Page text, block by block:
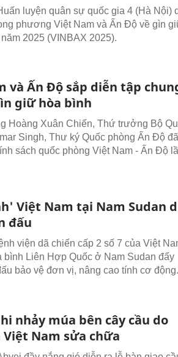
luyện quân sự quốc gia 4 (Hà Nội)
phương Việt Nam và Ấn Độ về gìn
2025 (VINBAX 2025).
và Ấn Độ sắp diễn tập
giữ hòa bình
Hoàng Xuân Chiến, Thứ trưởng Bộ
Singh, Thư ký Quốc phòng Ấn Độ đã
sách quốc phòng Việt Nam - Ấn Độ
Việt Nam tại Nam Sudan
đấu
viện dã chiến cấp 2 số 7 của Việt
bình Liên Hợp Quốc ở Nam Sudan đẩy
bảo vệ đơn vị, nâng cao tính cơ động.
nhảy múa bên cây cầu do
Nam sửa chữa